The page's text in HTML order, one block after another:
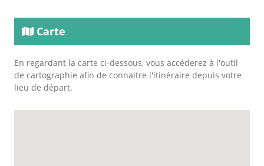
Carte
En regardant la carte ci-dessous, vous accéderez à l'outil
de cartographie afin de connaitre l'itinéraire depuis votre
lieu de départ.